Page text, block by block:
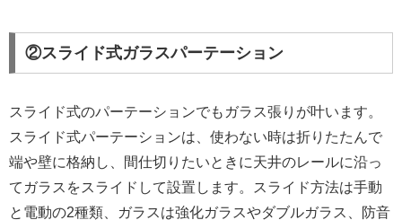
②スライド式ガラスパーテーション
スライド式のパーテーションでもガラス張りが叶います。
スライド式パーテーションは、使わない時は折りたたんで
端や壁に格納し、間仕切りたいときに天井のレールに沿っ
てガラスをスライドして設置します。スライド方法は手動
と電動の2種類、ガラスは強化ガラスやダブルガラス、防音